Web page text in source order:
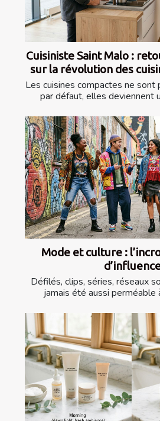
Cuisiniste Saint Malo :
sur la révolution des
Les cuisines compactes ne sont
par défaut, elles deviennent
Mode et culture :
Défilés, clips, séries, réseaux
jamais été aussi perméable